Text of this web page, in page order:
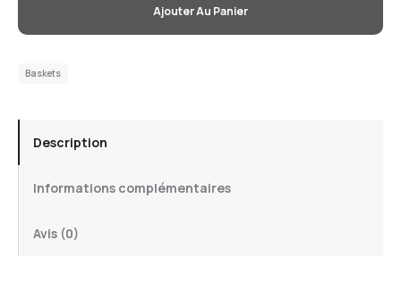
Ajouter Au Panier
Baskets
Description
Informations complémentaires
Avis (0)